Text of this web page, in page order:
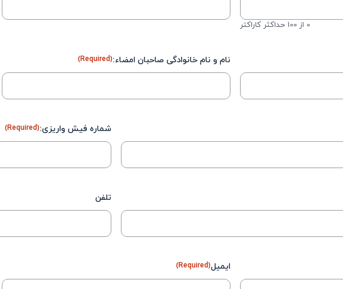
0 از 100 حداکثر کاراکتر
نام و نام خانوادگی صاحبان امضاء:(Required)
شماره فیش واریزی:(Required)
تلفن
ایمیل(Required)